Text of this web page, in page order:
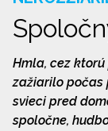
Hmla, cez
zažiarilo počas
svieci pred
spoločne,